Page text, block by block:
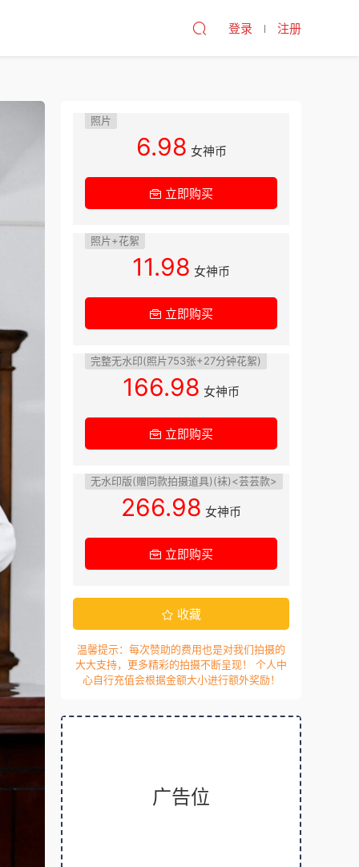
登录 注册
照片
6.98 女神币
立即购买
照片+花絮
11.98 女神币
立即购买
完整无水印(照片753张+27分钟花絮)
166.98 女神币
立即购买
无水印版(赠同款拍摄道具)(袜)<芸芸款>
266.98 女神币
立即购买
收藏
温馨提示：每次赞助的费用也是对我们拍摄的
大大支持，更多精彩的拍摄不断呈现！ 个人中
心自行充值会根据金额大小进行额外奖励！
广告位